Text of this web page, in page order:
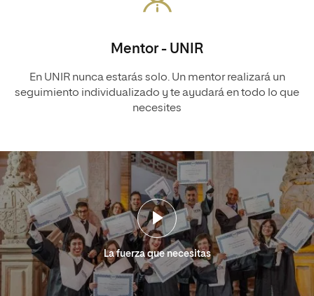
Mentor - UNIR
En UNIR nunca estarás solo. Un mentor realizará un
seguimiento individualizado y te ayudará en todo lo que
necesites
La fuerza que necesitas